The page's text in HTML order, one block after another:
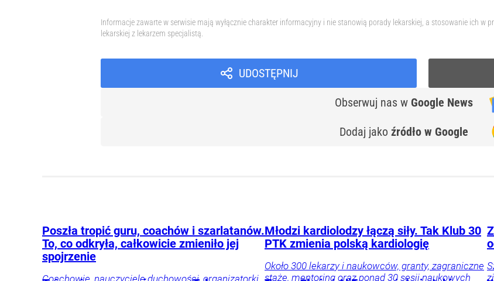
Informacje zawarte w serwisie mają wyłącznie charakter informacyjny i nie stanowią porady lekarskiej, a stosowanie ich
lekarskiej z lekarzem specjalistą.
UDOSTĘPNIJ
Obserwuj nas w Google News
Dodaj jako źródło w Google
Poszła tropić guru, coachów i szarlatanów.
To, co odkryła, całkowicie zmieniło jej
spojrzenie
Młodzi kardiolodzy łączą siły. Tak Klub 30
PTK zmienia polską kardiologię
Około 300 lekarzy i naukowców, granty, zagraniczne
staże, mentoring oraz ponad 30 sesji naukowych